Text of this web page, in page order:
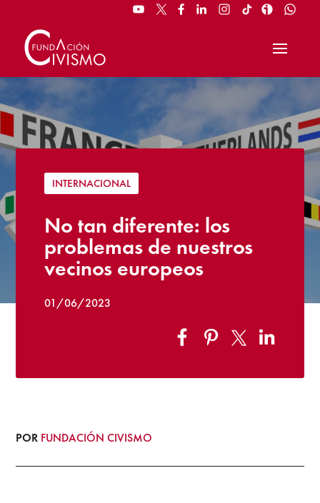
INTERNACIONAL
No tan diferente: los
problemas de nuestros
vecinos europeos
01/06/2023
POR FUNDACIÓN CIVISMO